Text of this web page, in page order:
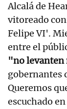
Alcalá de
vitoreado
Felipe VI'.
entre el
"no levanten
gobernantes
Queremos
escuchado